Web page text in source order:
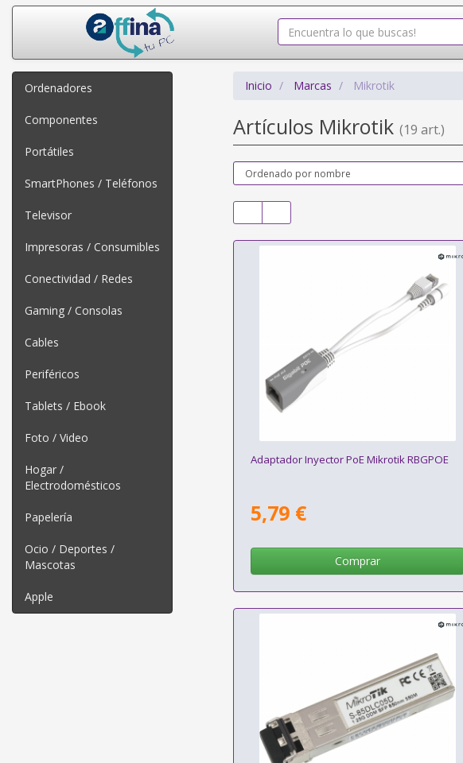
Ordenadores
Componentes
Portátiles
SmartPhones / Teléfonos
Televisor
Impresoras / Consumibles
Conectividad / Redes
Gaming / Consolas
Cables
Periféricos
Tablets / Ebook
Foto / Video
Hogar /
Electrodomésticos
Papelería
Ocio / Deportes /
Mascotas
Apple
Inicio Marcas Mikrotik
Artículos Mikrotik (19 art.)
Adaptador Inyector PoE Mikrotik RBGPOE
5,79 €
Comprar